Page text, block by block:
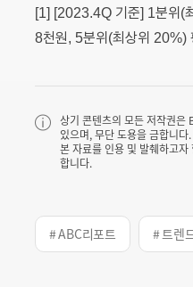
[1] [2023.4Q 기준] 1분위(
8천원, 5분위(최상위 20%)
상기 콘텐츠의 모든 저작권은
있으며, 무단 도용을 금합니다.
본 자료를 인용 및 발췌하고
합니다.
# ABC리포트 # 트렌